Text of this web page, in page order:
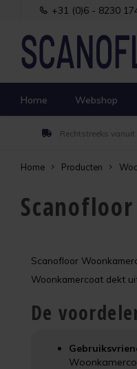
+31 (0)6 - 8230
Home Webshop
Rechtstreeks
Home Producten
Scanofloor
Woonkamercoat dekt
De